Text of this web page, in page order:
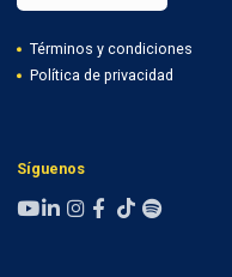
Términos y condiciones
Política de privacidad
Síguenos